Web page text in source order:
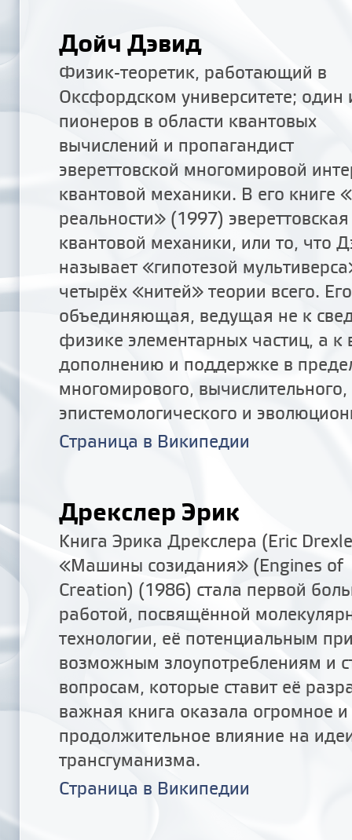
Дойч Дэвид
Физик-теоретик, работающий в
Оксфордском университете; один
пионеров в области квантовых
вычислений и пропагандист
эвереттовской многомировой
квантовой механики. В его книге
реальности» (1997)
квантовой механики, или то, что
называет «гипотезой
четырёх «нитей» теории всего.
объединяющая, ведущая не к
физике элементарных частиц, а к
дополнению и поддержке в
многомирового, вычислительного,
эпистемологического и
Страница в Википедии
Дрекслер Эрик
Книга Эрика Дрекслера (Eric
«Машины созидания» (Engines of
Creation) (1986) стала первой
работой, посвящённой
технологии, её потенциальным
возможным злоупотреблениям и
вопросам, которые ставит её
важная книга оказала огромное и
продолжительное влияние на
трансгуманизма.
Страница в Википедии